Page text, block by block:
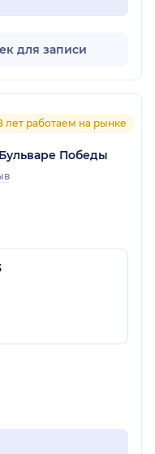
для записи
лет работаем на рынке
Победы